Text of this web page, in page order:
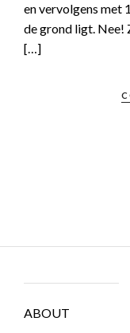
en vervolgens met
de grond ligt. Nee!
[…]
ABOUT